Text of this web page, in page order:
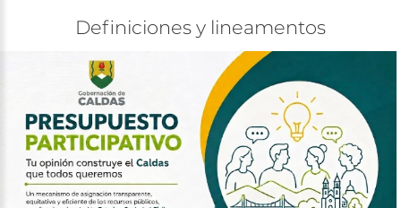
Definiciones y lineamentos